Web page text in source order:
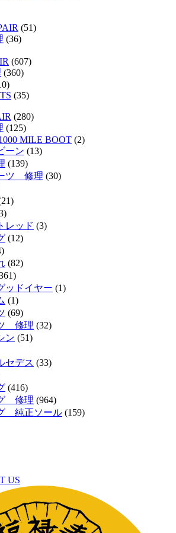
(51)
(36)
(607)
(360)
(35)
(280)
(125)
MILE BOOT (2)
ーン (13)
(139)
ツ 修理 (30)
レッド (3)
(12)
(82)
ッドイヤー (1)
(1)
(69)
修理 (32)
ン (51)
セデス (33)
(416)
修理 (964)
純正ソール (159)
US